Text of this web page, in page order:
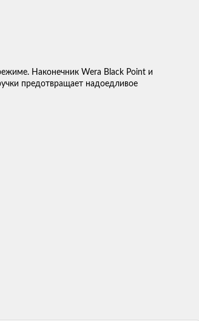
Наконечник Wera Black Point и
предотвращает надоедливое